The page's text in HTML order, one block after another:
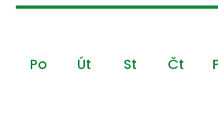
Po Út St Čt